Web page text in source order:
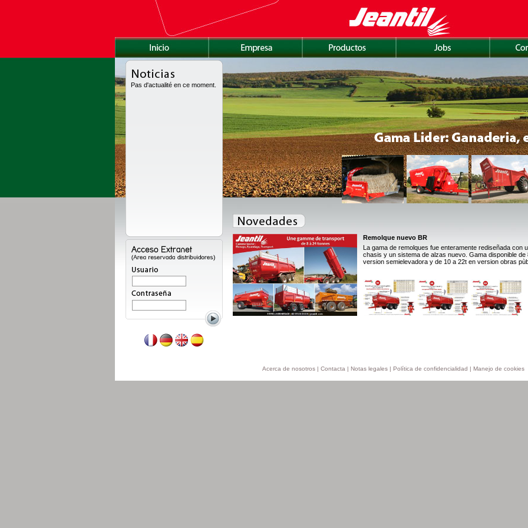
Pas d'actualité en ce moment.
enteramente rediseñada con una nueva caja de grande volumen, con nuevo
nuevo. Gama disponible de 8 a 24t en grande volumen, de 11 a 18t en la
Remolque nuevo BR
La gama de remolques fue enteramente rediseñada con
chasis y un sistema de alzas nuevo. Gama disponible
version semielevadora y de 10 a 22t en version obras
Acerca de nosotros | Contacta | Notas legales | Política de confidencialidad | Manejo de cookies